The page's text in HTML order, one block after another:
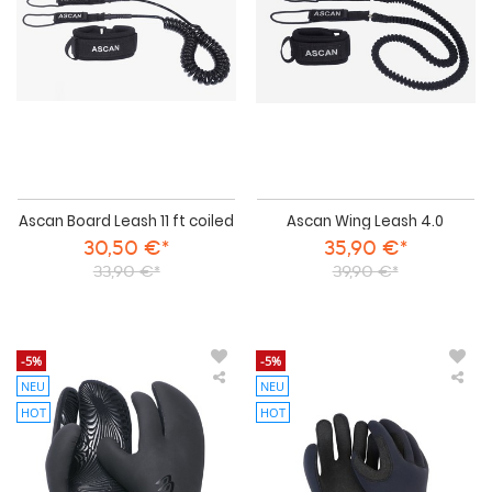
Ascan Board Leash 11 ft coiled
30,50 €*
33,90 €*
Ascan Wing Leash 4.0
35,90 €*
39,90 €*
-5%
NEU
HOT
Ascan
Neoprenhandschuhe
-5%
NEU
HOT